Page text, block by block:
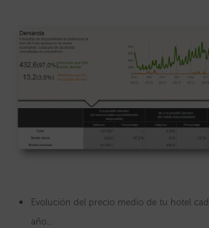
Evolución del precio medio de tu hotel
año…